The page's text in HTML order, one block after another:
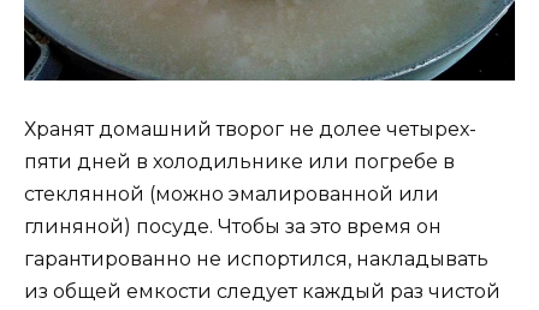
Хранят домашний творог не долее четырех-
пяти дней в холодильнике или погребе в
стеклянной (можно эмалированной или
глиняной) посуде. Чтобы за это время он
гарантированно не испортился, накладывать
из общей емкости следует каждый раз чистой